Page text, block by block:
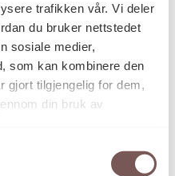
trafikken vår. Vi deler
du bruker nettstedet
sosiale medier,
som kan kombinere den
gjort tilgjengelig for dem,
din bruk av
blank viskose